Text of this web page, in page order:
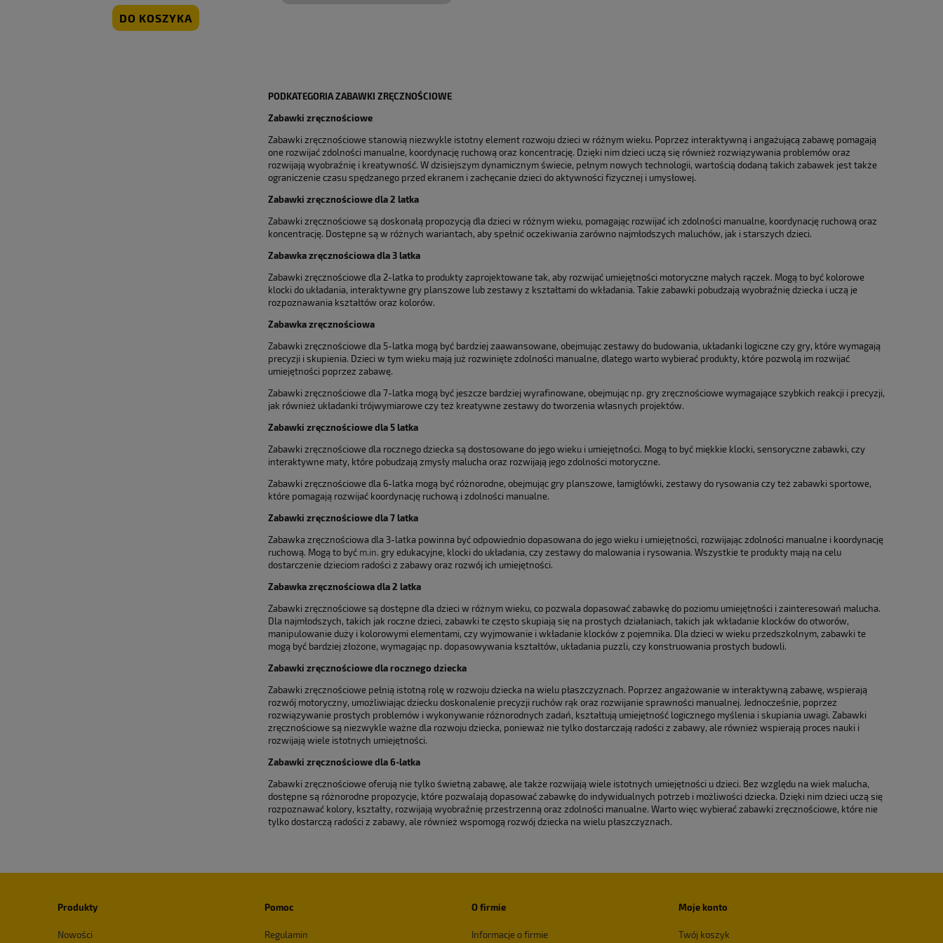
DO KOSZYKA
PODKATEGORIA ZABAWKI ZRĘCZNOŚCIOWE
Zabawki zręcznościowe
Zabawki zręcznościowe stanowią niezwykle istotny element rozwoju dzieci w różnym wieku. Poprzez interaktywną i angażującą zabawę pomagają
one rozwijać zdolności manualne, koordynację ruchową oraz koncentrację. Dzięki nim dzieci uczą się również rozwiązywania problemów oraz
rozwijają wyobraźnię i kreatywność. W dzisiejszym dynamicznym świecie, pełnym nowych technologii, wartością dodaną takich zabawek jest także
ograniczenie czasu spędzanego przed ekranem i zachęcanie dzieci do aktywności fizycznej i umysłowej.
Zabawki zręcznościowe dla 2 latka
Zabawki zręcznościowe są doskonałą propozycją dla dzieci w różnym wieku, pomagając rozwijać ich zdolności manualne, koordynację ruchową oraz
koncentrację. Dostępne są w różnych wariantach, aby spełnić oczekiwania zarówno najmłodszych maluchów, jak i starszych dzieci.
Zabawka zręcznościowa dla 3 latka
Zabawki zręcznościowe dla 2-latka to produkty zaprojektowane tak, aby rozwijać umiejętności motoryczne małych rączek. Mogą to być kolorowe
klocki do układania, interaktywne gry planszowe lub zestawy z kształtami do wkładania. Takie zabawki pobudzają wyobraźnię dziecka i uczą je
rozpoznawania kształtów oraz kolorów.
Zabawka zręcznościowa
Zabawki zręcznościowe dla 5-latka mogą być bardziej zaawansowane, obejmując zestawy do budowania, układanki logiczne czy gry, które wymagają
precyzji i skupienia. Dzieci w tym wieku mają już rozwinięte zdolności manualne, dlatego warto wybierać produkty, które pozwolą im rozwijać
umiejętności poprzez zabawę.
Zabawki zręcznościowe dla 7-latka mogą być jeszcze bardziej wyrafinowane, obejmując np. gry zręcznościowe wymagające szybkich reakcji i precyzji,
jak również układanki trójwymiarowe czy też kreatywne zestawy do tworzenia własnych projektów.
Zabawki zręcznościowe dla 5 latka
Zabawki zręcznościowe dla rocznego dziecka są dostosowane do jego wieku i umiejętności. Mogą to być miękkie klocki, sensoryczne zabawki, czy
interaktywne maty, które pobudzają zmysły malucha oraz rozwijają jego zdolności motoryczne.
Zabawki zręcznościowe dla 6-latka mogą być różnorodne, obejmując gry planszowe, łamigłówki, zestawy do rysowania czy też zabawki sportowe,
które pomagają rozwijać koordynację ruchową i zdolności manualne.
Zabawki zręcznościowe dla 7 latka
Zabawka zręcznościowa dla 3-latka powinna być odpowiednio dopasowana do jego wieku i umiejętności, rozwijając zdolności manualne i koordynację
ruchową. Mogą to być m.in. gry edukacyjne, klocki do układania, czy zestawy do malowania i rysowania. Wszystkie te produkty mają na celu
dostarczenie dzieciom radości z zabawy oraz rozwój ich umiejętności.
Zabawka zręcznościowa dla 2 latka
Zabawki zręcznościowe są dostępne dla dzieci w różnym wieku, co pozwala dopasować zabawkę do poziomu umiejętności i zainteresowań malucha.
Dla najmłodszych, takich jak roczne dzieci, zabawki te często skupiają się na prostych działaniach, takich jak wkładanie klocków do otworów,
manipulowanie duży i kolorowymi elementami, czy wyjmowanie i wkładanie klocków z pojemnika. Dla dzieci w wieku przedszkolnym, zabawki te
mogą być bardziej złożone, wymagając np. dopasowywania kształtów, układania puzzli, czy konstruowania prostych budowli.
Zabawki zręcznościowe dla rocznego dziecka
Zabawki zręcznościowe pełnią istotną rolę w rozwoju dziecka na wielu płaszczyznach. Poprzez angażowanie w interaktywną zabawę, wspierają
rozwój motoryczny, umożliwiając dziecku doskonalenie precyzji ruchów rąk oraz rozwijanie sprawności manualnej. Jednocześnie, poprzez
rozwiązywanie prostych problemów i wykonywanie różnorodnych zadań, kształtują umiejętność logicznego myślenia i skupiania uwagi. Zabawki
zręcznościowe są niezwykle ważne dla rozwoju dziecka, ponieważ nie tylko dostarczają radości z zabawy, ale również wspierają proces nauki i
rozwijają wiele istotnych umiejętności.
Zabawki zręcznościowe dla 6-latka
Zabawki zręcznościowe oferują nie tylko świetną zabawę, ale także rozwijają wiele istotnych umiejętności u dzieci. Bez względu na wiek malucha,
dostępne są różnorodne propozycje, które pozwalają dopasować zabawkę do indywidualnych potrzeb i możliwości dziecka. Dzięki nim dzieci uczą się
rozpoznawać kolory, kształty, rozwijają wyobraźnię przestrzenną oraz zdolności manualne. Warto więc wybierać zabawki zręcznościowe, które nie
tylko dostarczą radości z zabawy, ale również wspomogą rozwój dziecka na wielu płaszczyznach.
Produkty
Nowości
Pomoc
Regulamin
O firmie
Informacje o firmie
Moje konto
Twój koszyk